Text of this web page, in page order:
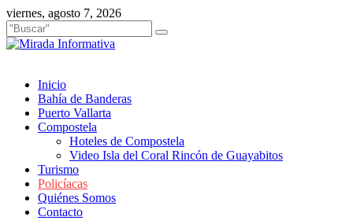
Saltar
al
contenido
viernes, agosto 7, 2026
Inicio
Bahía de Banderas
Puerto Vallarta
Compostela
Hoteles de Compostela
Video Isla del Coral Rincón de Guayabitos
Turismo
Policíacas
Quiénes Somos
Contacto